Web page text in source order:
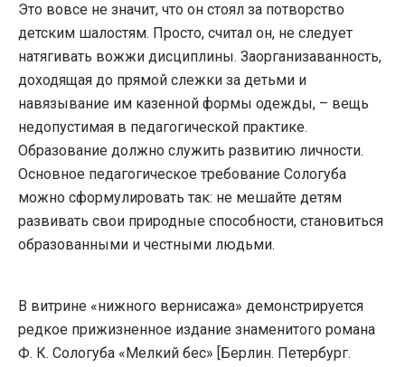
Это вовсе не значит, что он стоял за потворство
детским шалостям. Просто, считал он, не следует
натягивать вожжи дисциплины. Заорганизаванность,
доходящая до прямой слежки за детьми и
навязывание им казенной формы одежды, – вещь
недопустимая в педагогической практике.
Образование должно служить развитию личности.
Основное педагогическое требование Сологуба
можно сформулировать так: не мешайте детям
развивать свои природные способности, становиться
образованными и честными людьми.
В витрине «нижного вернисажа» демонстрируется
редкое прижизненное издание знаменитого романа
Ф. К. Сологуба «Мелкий бес» [Берлин. Петербург.